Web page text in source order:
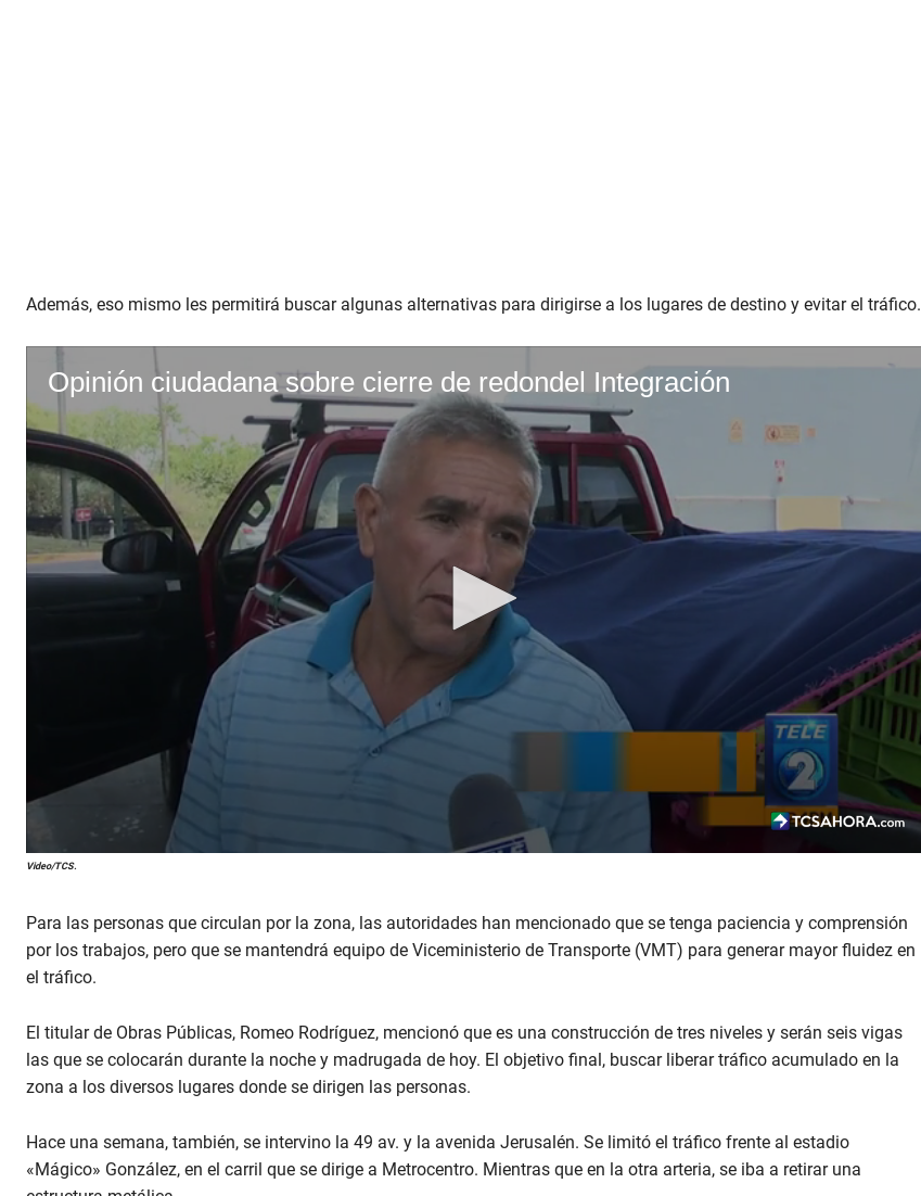
Además, eso mismo les permitirá buscar algunas alternativas para dirigirse a los lugares de destino y evitar el tráfico.
Video/TCS.
Para las personas que circulan por la zona, las autoridades han mencionado que se tenga paciencia y comprensión
por los trabajos, pero que se mantendrá equipo de Viceministerio de Transporte (VMT) para generar mayor fluidez en
el tráfico.
El titular de Obras Públicas, Romeo Rodríguez, mencionó que es una construcción de tres niveles y serán seis vigas
las que se colocarán durante la noche y madrugada de hoy. El objetivo final, buscar liberar tráfico acumulado en la
zona a los diversos lugares donde se dirigen las personas.
Hace una semana, también, se intervino la 49 av. y la avenida Jerusalén. Se limitó el tráfico frente al estadio
«Mágico» González, en el carril que se dirige a Metrocentro. Mientras que en la otra arteria, se iba a retirar una